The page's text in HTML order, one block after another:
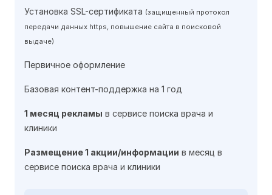
Установка SSL-сертификата (защищенный протокол
передачи данных https, повышение сайта в поисковой
выдаче)
Первичное оформление
Базовая контент-поддержка на 1 год
1 месяц рекламы в сервисе поиска врача и
клиники
Размещение 1 акции/информации в месяц в
сервисе поиска врача и клиники